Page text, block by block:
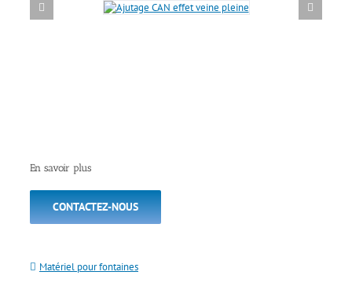
En savoir plus
CONTACTEZ-NOUS
Matériel pour fontaines